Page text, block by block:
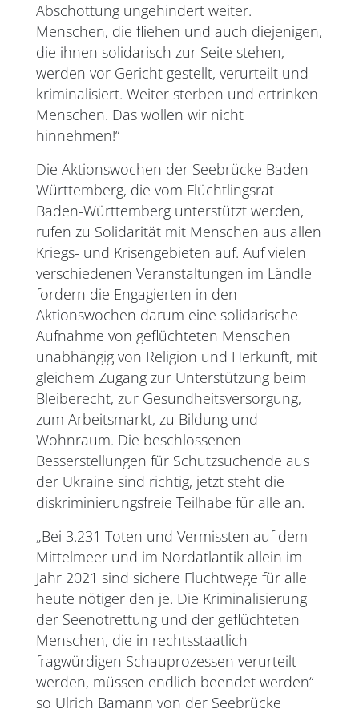
Abschottung ungehindert weiter.
Menschen, die fliehen und auch diejenigen,
die ihnen solidarisch zur Seite stehen,
werden vor Gericht gestellt, verurteilt und
kriminalisiert. Weiter sterben und ertrinken
Menschen. Das wollen wir nicht
hinnehmen!“
Die Aktionswochen der Seebrücke Baden-
Württemberg, die vom Flüchtlingsrat
Baden-Württemberg unterstützt werden,
rufen zu Solidarität mit Menschen aus allen
Kriegs- und Krisengebieten auf. Auf vielen
verschiedenen Veranstaltungen im Ländle
fordern die Engagierten in den
Aktionswochen darum eine solidarische
Aufnahme von geflüchteten Menschen
unabhängig von Religion und Herkunft, mit
gleichem Zugang zur Unterstützung beim
Bleiberecht, zur Gesundheitsversorgung,
zum Arbeitsmarkt, zu Bildung und
Wohnraum. Die beschlossenen
Besserstellungen für Schutzsuchende aus
der Ukraine sind richtig, jetzt steht die
diskriminierungsfreie Teilhabe für alle an.
„Bei 3.231 Toten und Vermissten auf dem
Mittelmeer und im Nordatlantik allein im
Jahr 2021 sind sichere Fluchtwege für alle
heute nötiger den je. Die Kriminalisierung
der Seenotrettung und der geflüchteten
Menschen, die in rechtsstaatlich
fragwürdigen Schauprozessen verurteilt
werden, müssen endlich beendet werden“
so Ulrich Bamann von der Seebrücke